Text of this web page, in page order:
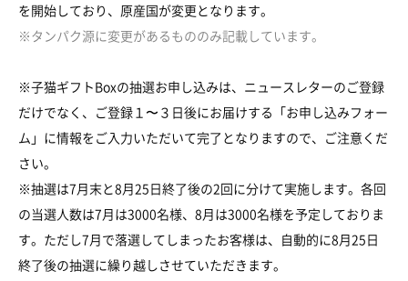
を開始しており、原産国が変更となります。
※タンパク源に変更があるもののみ記載しています。
※子猫ギフトBoxの抽選お申し込みは、ニュースレターのご登録
だけでなく、ご登録１〜３日後にお届けする「お申し込みフォー
ム」に情報をご入力いただいて完了となりますので、ご注意くだ
さい。
※抽選は7月末と8月25日終了後の2回に分けて実施します。各回
の当選人数は7月は3000名様、8月は3000名様を予定しておりま
す。ただし7月で落選してしまったお客様は、自動的に8月25日
終了後の抽選に繰り越しさせていただきます。